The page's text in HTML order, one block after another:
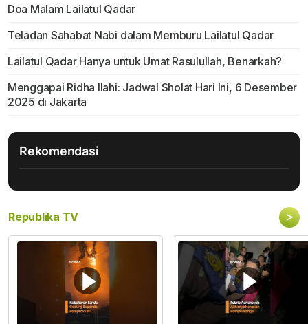
Doa Malam Lailatul Qadar
Teladan Sahabat Nabi dalam Memburu Lailatul Qadar
Lailatul Qadar Hanya untuk Umat Rasulullah, Benarkah?
Menggapai Ridha Ilahi: Jadwal Sholat Hari Ini, 6 Desember
2025 di Jakarta
Rekomendasi
Republika TV >